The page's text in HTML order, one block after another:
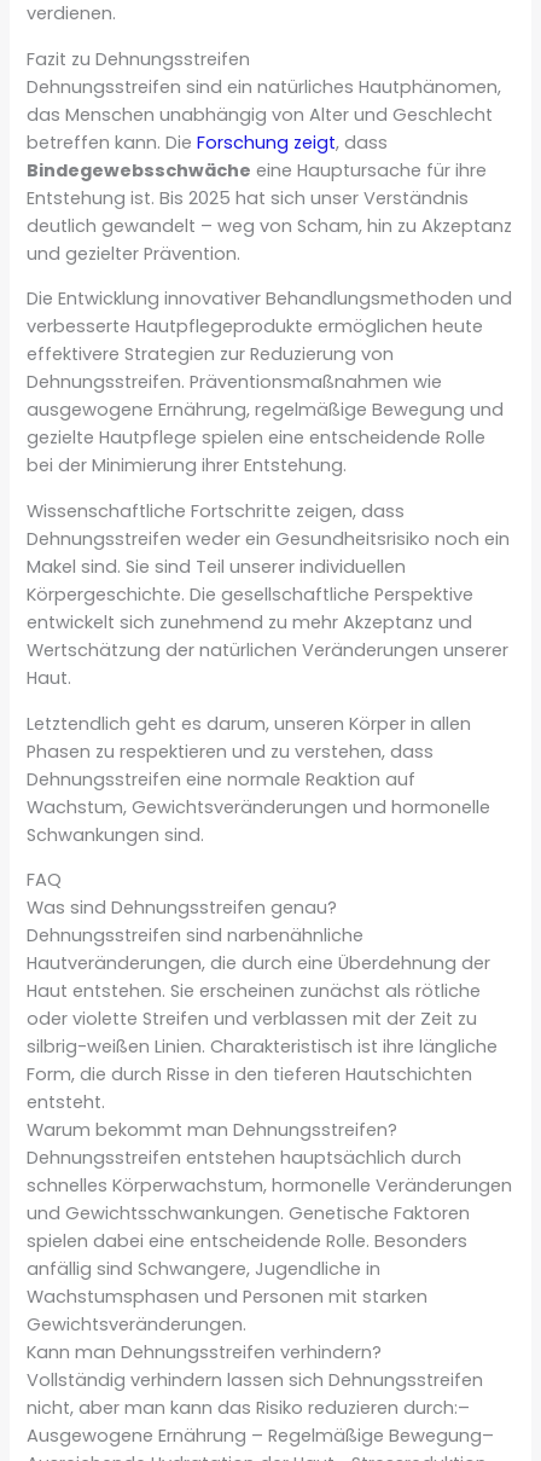
verdienen.
Fazit zu Dehnungsstreifen
Dehnungsstreifen sind ein natürliches Hautphänomen,
das Menschen unabhängig von Alter und Geschlecht
betreffen kann. DieForschung zeigt, dass
Bindegewebsschwäche eine Hauptursache für ihre
Entstehung ist. Bis 2025 hat sich unser Verständnis
deutlich gewandelt – weg von Scham, hin zu Akzeptanz
und gezielter Prävention.
Die Entwicklung innovativer Behandlungsmethoden und
verbesserte Hautpflegeprodukte ermöglichen heute
effektivere Strategien zur Reduzierung von
Dehnungsstreifen. Präventionsmaßnahmen wie
ausgewogene Ernährung, regelmäßige Bewegung und
gezielte Hautpflege spielen eine entscheidende Rolle
bei der Minimierung ihrer Entstehung.
Wissenschaftliche Fortschritte zeigen, dass
Dehnungsstreifen weder ein Gesundheitsrisiko noch ein
Makel sind. Sie sind Teil unserer individuellen
Körpergeschichte. Die gesellschaftliche Perspektive
entwickelt sich zunehmend zu mehr Akzeptanz und
Wertschätzung der natürlichen Veränderungen unserer
Haut.
Letztendlich geht es darum, unseren Körper in allen
Phasen zu respektieren und zu verstehen, dass
Dehnungsstreifen eine normale Reaktion auf
Wachstum, Gewichtsveränderungen und hormonelle
Schwankungen sind.
FAQ
Was sind Dehnungsstreifen genau?
Dehnungsstreifen sind narbenähnliche
Hautveränderungen, die durch eine Überdehnung der
Haut entstehen. Sie erscheinen zunächst als rötliche
oder violette Streifen und verblassen mit der Zeit zu
silbrig-weißen Linien. Charakteristisch ist ihre längliche
Form, die durch Risse in den tieferen Hautschichten
entsteht.
Warum bekommt man Dehnungsstreifen?
Dehnungsstreifen entstehen hauptsächlich durch
schnelles Körperwachstum, hormonelle Veränderungen
und Gewichtsschwankungen. Genetische Faktoren
spielen dabei eine entscheidende Rolle. Besonders
anfällig sind Schwangere, Jugendliche in
Wachstumsphasen und Personen mit starken
Gewichtsveränderungen.
Kann man Dehnungsstreifen verhindern?
Vollständig verhindern lassen sich Dehnungsstreifen
nicht, aber man kann das Risiko reduzieren durch:–
Ausgewogene Ernährung – Regelmäßige Bewegung–